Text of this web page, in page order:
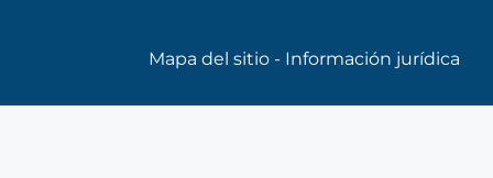
Mapa del sitio - Información jurídica